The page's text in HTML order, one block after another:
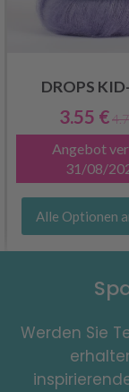
DROPS
3.55 €
Angebot
31/08/
Alle Optionen
Werden Sie